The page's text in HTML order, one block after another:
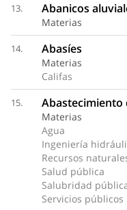
13. Abanicos
Materias
14. Abasíes
Materias
Califas
15. Abastecimiento
Materias
Agua
Ingeniería
Recursos
Salud pública
Salubridad
Servicios públicos